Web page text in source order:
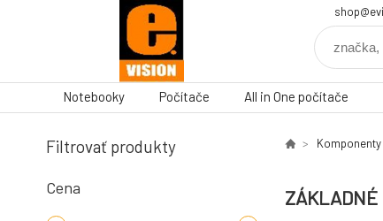
Notebooky Počítače All in One počítače
Filtrovať produkty
Cena
Komponenty
ZÁKLADNÉ